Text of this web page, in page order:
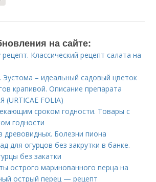
на сайте:
Классический рецепт салата на
Эустома – идеальный садовый цветок
крапивой. Описание препарата
FOLIA)
сроком годности. Товары с
годности
древовидных. Болезни пиона
для огурцов без закрутки в банке.
без закатки
острого маринованного перца на
острый перец — рецепт